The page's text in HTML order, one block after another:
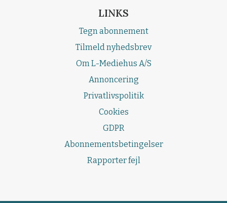
LINKS
Tegn abonnement
Tilmeld nyhedsbrev
Om L-Mediehus A/S
Annoncering
Privatlivspolitik
Cookies
GDPR
Abonnementsbetingelser
Rapporter fejl